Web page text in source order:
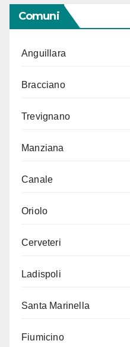
Comuni
Anguillara
Bracciano
Trevignano
Manziana
Canale
Oriolo
Cerveteri
Ladispoli
Santa Marinella
Fiumicino